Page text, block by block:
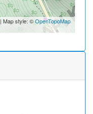
| Map style: ©OpenTopoMap